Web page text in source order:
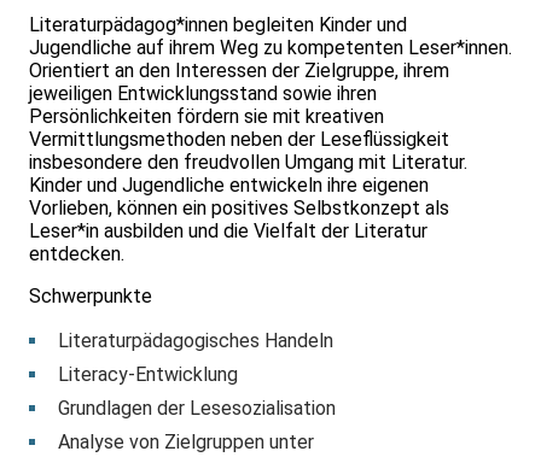
Literaturpädagog*innen begleiten Kinder und
Jugendliche auf ihrem Weg zu kompetenten Leser*innen.
Orientiert an den Interessen der Zielgruppe, ihrem
jeweiligen Entwicklungsstand sowie ihren
Persönlichkeiten fördern sie mit kreativen
Vermittlungsmethoden neben der Leseflüssigkeit
insbesondere den freudvollen Umgang mit Literatur.
Kinder und Jugendliche entwickeln ihre eigenen
Vorlieben, können ein positives Selbstkonzept als
Leser*in ausbilden und die Vielfalt der Literatur
entdecken.
Schwerpunkte
Literaturpädagogisches Handeln
Literacy-Entwicklung
Grundlagen der Lesesozialisation
Analyse von Zielgruppen unter